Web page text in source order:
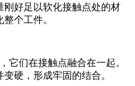
刚好足以软化接触点处的材
个工件。
它们在接触点融合在一起。
硬，形成牢固的结合。